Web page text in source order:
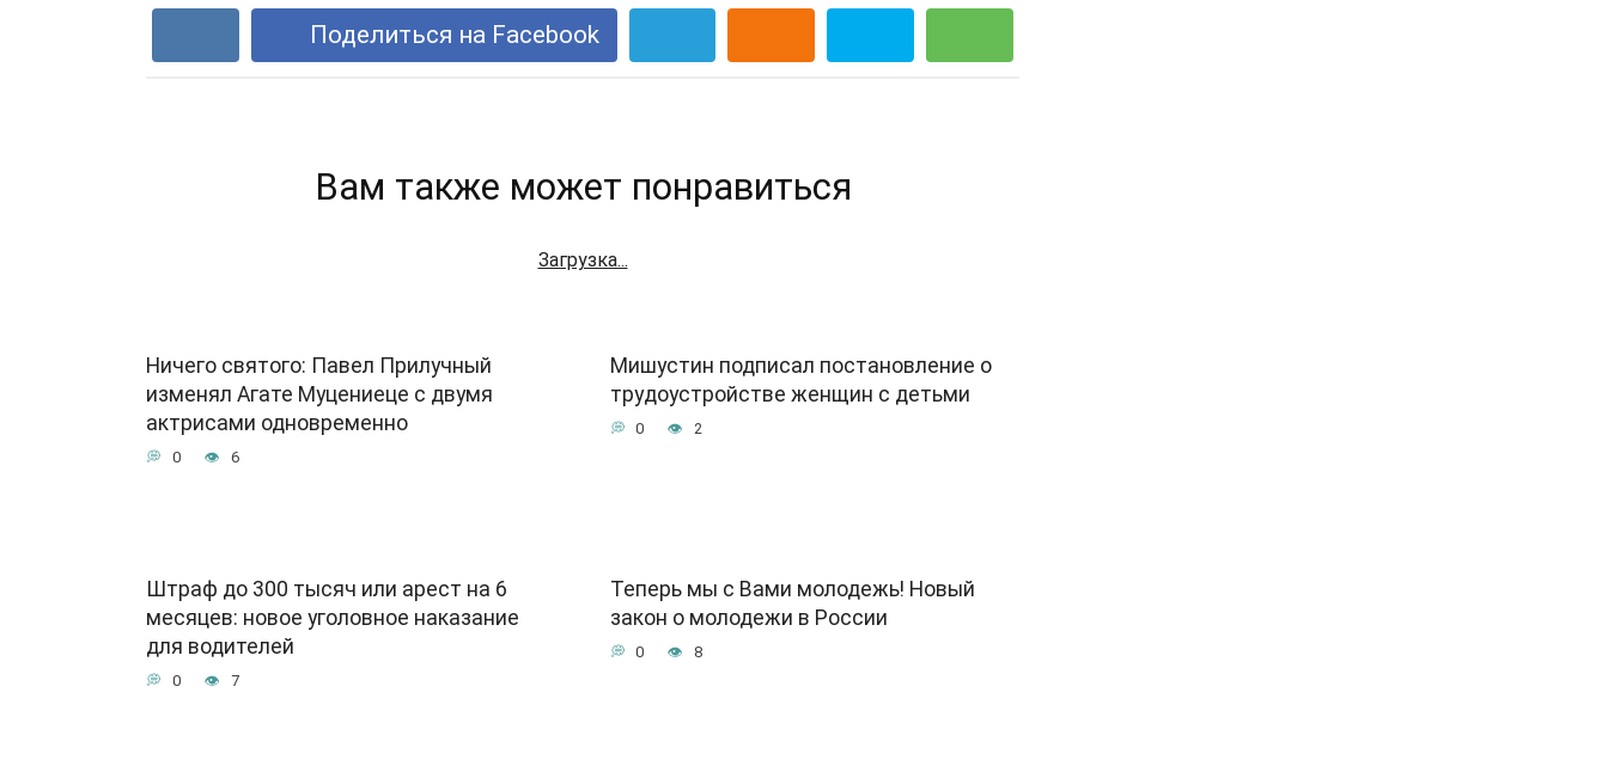
Поделиться на Facebook
Вам также может понравиться
Загрузка...
Ничего святого: Павел Прилучный
изменял Агате Муцениеце с двумя
актрисами одновременно
0 6
Мишустин подписал постановление о
трудоустройстве женщин с детьми
0 2
Штраф до 300 тысяч или арест на 6
месяцев: новое уголовное наказание
для водителей
0 7
Теперь мы с Вами молодежь! Новый
закон о молодежи в России
0 8